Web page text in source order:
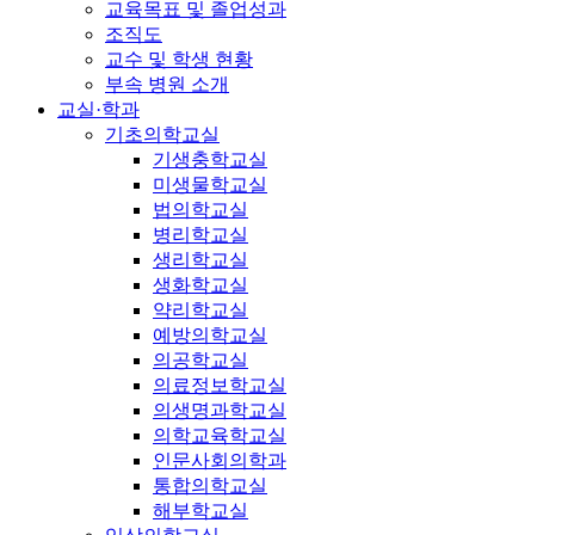
교육목표 및 졸업성과
조직도
교수 및 학생 현황
부속 병원 소개
교실·학과
기초의학교실
기생충학교실
미생물학교실
법의학교실
병리학교실
생리학교실
생화학교실
약리학교실
예방의학교실
의공학교실
의료정보학교실
의생명과학교실
의학교육학교실
인문사회의학과
통합의학교실
해부학교실